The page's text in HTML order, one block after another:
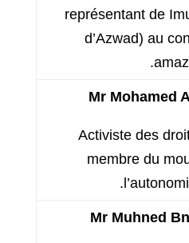
représentant de
d’Azwad) au
Mr Mohamed
Activiste des
membre du
Mr Muhned